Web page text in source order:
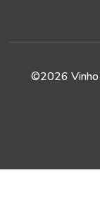
©2026 Vinho